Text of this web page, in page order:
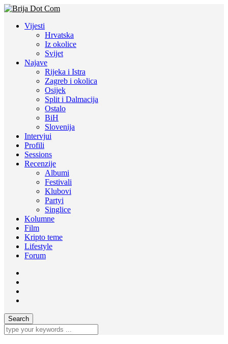
Vijesti
Hrvatska
Iz okolice
Svijet
Najave
Rijeka i Istra
Zagreb i okolica
Osijek
Split i Dalmacija
Ostalo
BiH
Slovenija
Intervjui
Profili
Sessions
Recenzije
Albumi
Festivali
Klubovi
Partyi
Singlice
Kolumne
Film
Kripto teme
Lifestyle
Forum